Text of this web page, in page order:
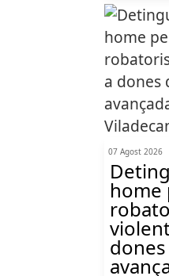
07 Agost 2026
home